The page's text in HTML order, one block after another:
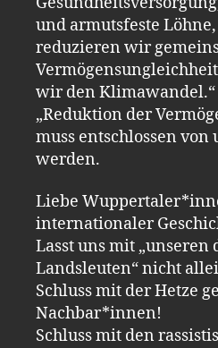
und armutsfeste Löhne,
reduzieren wir
wir den Klimawandel.“
„Reduktion der
muss entschlossen
werden.
Liebe
internationaler
Lasst uns mit „unseren
Landsleuten“ nicht
Schluss mit der Hetze
Nachbar*innen!
Schluss mit den